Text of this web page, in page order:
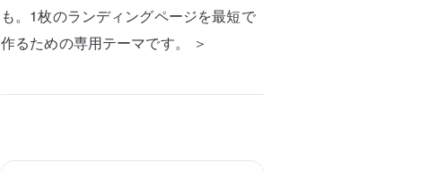
も。1枚のランディングページを最短で
作るための専用テーマです。 ＞